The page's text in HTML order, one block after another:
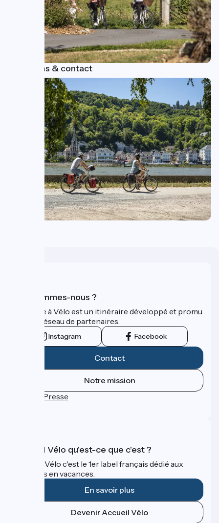
Questions & contact
Qui sommes-nous ?
La Seine à Vélo est un itinéraire développé et promu
par un réseau de partenaires.
Instagram Facebook
Contact
Notre mission
Espace Presse
Accueil Vélo qu'est-ce que c'est ?
Accueil Vélo c'est le 1er label français dédié aux
cyclistes en vacances.
En savoir plus
Devenir Accueil Vélo